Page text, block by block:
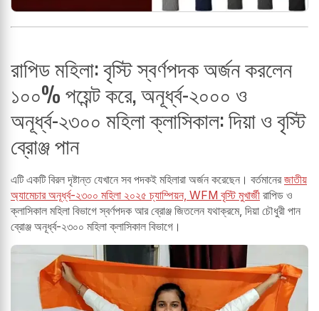
রাপিড মহিলা: বৃস্টি স্বর্ণপদক অর্জন করলেন
১০০% পয়েন্ট করে, অনূর্ধ্ব-২০০০ ও
অনূর্ধ্ব-২৩০০ মহিলা ক্লাসিকাল: দিয়া ও বৃস্টি
ব্রোঞ্জ পান
এটি একটি বিরল দৃষ্টান্ত যেখানে সব পদকই মহিলারা অর্জন করেছেন। বর্তমানেরজাতীয়
অ্যামেচার অনূর্ধ্ব-২৩০০ মহিলা ২০২৫ চ্যাম্পিয়ন, WFM বৃস্টি মুখার্জী রাপিড ও
ক্লাসিকাল মহিলা বিভাগে স্বর্ণপদক আর ব্রোঞ্জ জিতলেন যথাক্রমে, দিয়া চৌধুরী পান
ব্রোঞ্জ অনূর্ধ্ব-২৩০০ মহিলা ক্লাসিকাল বিভাগে।